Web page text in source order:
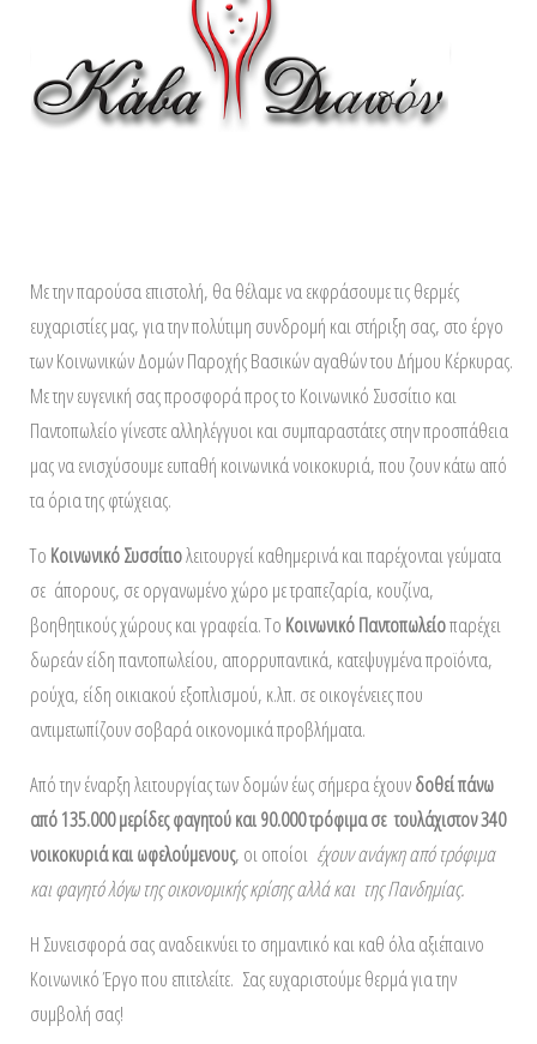
Με την παρούσα επιστολή, θα θέλαμε να εκφράσουμε τις θερμές
ευχαριστίες μας, για την πολύτιμη συνδρομή και στήριξη σας, στο έργο
των Κοινωνικών Δομών Παροχής Βασικών αγαθών του Δήμου Κέρκυρας.
Με την ευγενική σας προσφορά προς το Κοινωνικό Συσσίτιο και
Παντοπωλείο γίνεστε αλληλέγγυοι και συμπαραστάτες στην προσπάθεια
μας να ενισχύσουμε ευπαθή κοινωνικά νοικοκυριά, που ζουν κάτω από
τα όρια της φτώχειας.
Το Κοινωνικό Συσσίτιολειτουργεί καθημερινά και παρέχονται γεύματα
σε άπορους, σε οργανωμένο χώρο με τραπεζαρία, κουζίνα,
βοηθητικούς χώρους και γραφεία. Το Κοινωνικό Παντοπωλείοπαρέχει
δωρεάν είδη παντοπωλείου, απορρυπαντικά, κατεψυγμένα προϊόντα,
ρούχα, είδη οικιακού εξοπλισμού, κ.λπ. σε οικογένειες που
αντιμετωπίζουν σοβαρά οικονομικά προβλήματα.
Από την έναρξη λειτουργίας των δομών έως σήμερα έχουνδοθεί πάνω
από 135.000 μερίδες φαγητού και 90.000 τρόφιμα σε τουλάχιστον 340
νοικοκυριά και ωφελούμενους, οι οποίοι έχουν ανάγκη από τρόφιμα
και φαγητό λόγω της οικονομικής κρίσης αλλά και της Πανδημίας.
Η Συνεισφορά σας αναδεικνύει το σημαντικό και καθ όλα αξιέπαινο
Κοινωνικό Έργο που επιτελείτε. Σας ευχαριστούμε θερμά για την
συμβολή σας!